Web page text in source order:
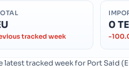
tracked week
0
-
latest tracked week for Port Said